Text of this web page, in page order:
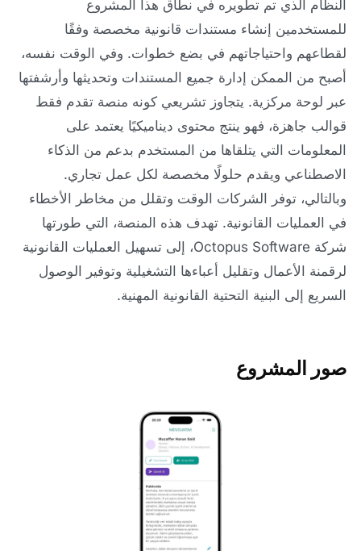
النظام الذي تم تطويره في نطاق هذا المشروع
للمستخدمين إنشاء مستندات قانونية مخصصة وفقًا
لقطاعهم واحتياجاتهم في بضع خطوات. وفي الوقت نفسه،
أصبح من الممكن إدارة جميع المستندات وتحديثها وأرشفتها
عبر لوحة مركزية. يتجاوز تشريعي كونه منصة تقدم فقط
قوالب جاهزة، فهو ينتج محتوى ديناميكيًا يعتمد على
المعلومات التي يتلقاها من المستخدم بدعم من الذكاء
الاصطناعي ويقدم حلولًا مخصصة لكل عمل تجاري.
وبالتالي، توفر الشركات الوقت وتقلل من مخاطر الأخطاء
في العمليات القانونية. تهدف هذه المنصة، التي طورتها
شركة Octopus Software، إلى تسهيل العمليات القانونية
لرقمنة الأعمال وتقليل أعباءها التشغيلية وتوفير الوصول
السريع إلى البنية التحتية القانونية المهنية.
صور المشروع